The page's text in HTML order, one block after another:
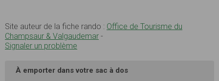
Site auteur de la fiche rando : Office de Tourisme du
Champsaur & Valgaudemar -
Signaler un problème
À emporter dans votre sac à dos